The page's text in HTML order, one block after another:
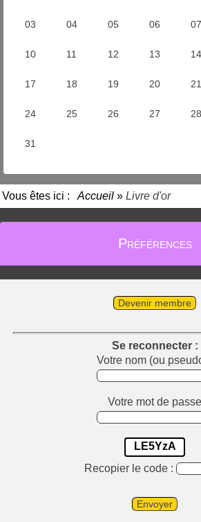
Vous êtes ici : Accueil»Livre d'or
Préférences
Devenir membre
Se reconnecter :
Votre nom (ou
Votre mot de passe
LE5YzA
Recopier le code :
Envoyer